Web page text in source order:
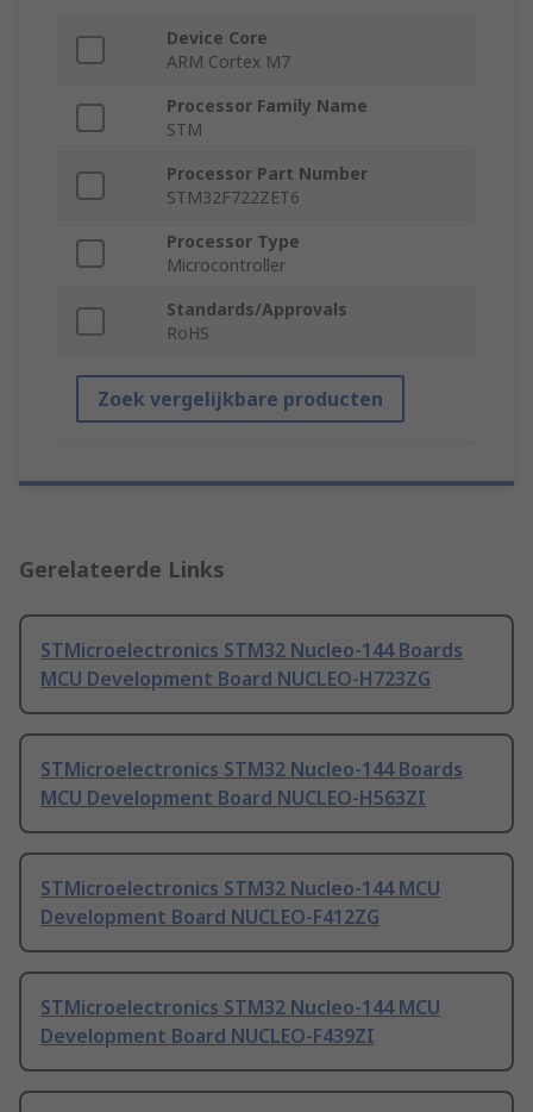
Device Core
ARM Cortex M7
Processor Family Name
STM
Processor Part Number
STM32F722ZET6
Processor Type
Microcontroller
Standards/Approvals
RoHS
Zoek vergelijkbare producten
Gerelateerde Links
STMicroelectronics STM32 Nucleo-144 Boards
MCU Development Board NUCLEO-H723ZG
STMicroelectronics STM32 Nucleo-144 Boards
MCU Development Board NUCLEO-H563ZI
STMicroelectronics STM32 Nucleo-144 MCU
Development Board NUCLEO-F412ZG
STMicroelectronics STM32 Nucleo-144 MCU
Development Board NUCLEO-F439ZI